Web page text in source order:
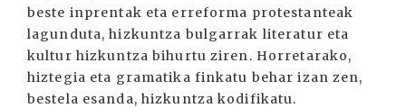
beste inprentak eta erreforma protestanteak
lagunduta, hizkuntza bulgarrak literatur eta
kultur hizkuntza bihurtu ziren. Horretarako,
hiztegia eta gramatika finkatu behar izan zen,
bestela esanda, hizkuntza kodifikatu.